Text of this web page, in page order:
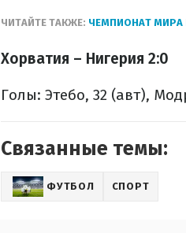
ЧИТАЙТЕ ТАКЖЕ: ЧЕМПИОНАТ МИРА
Хорватия – Нигерия 2:0
Голы: Этебо, 32 (авт),
Связанные темы:
ФУТБОЛ СПОРТ